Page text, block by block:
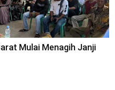
Mulai Menagih Janji